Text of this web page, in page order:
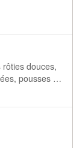
douces,
pousses de
de riz brun.